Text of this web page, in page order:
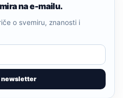
na e-mailu.
newsletter
o svemiru, znanosti i